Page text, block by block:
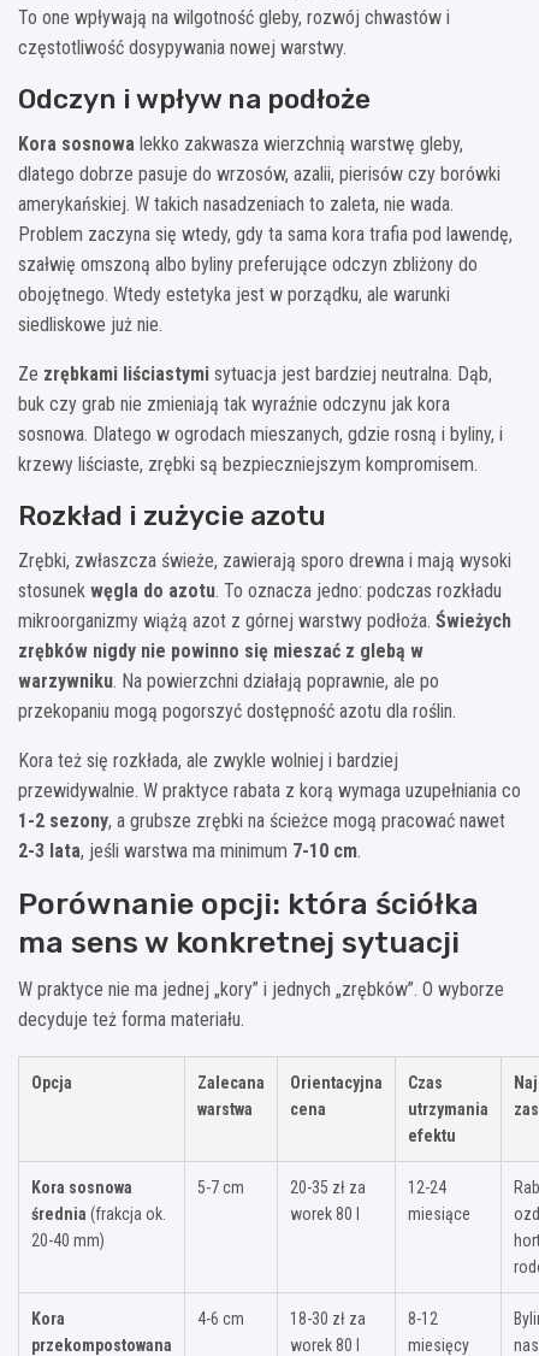
To one wpływają na wilgotność gleby, rozwój chwastów i
częstotliwość dosypywania nowej warstwy.
Odczyn i wpływ na podłoże
Kora sosnowa lekko zakwasza wierzchnią warstwę gleby,
dlatego dobrze pasuje do wrzosów, azalii, pierisów czy borówki
amerykańskiej. W takich nasadzeniach to zaleta, nie wada.
Problem zaczyna się wtedy, gdy ta sama kora trafia pod lawendę,
szałwię omszoną albo byliny preferujące odczyn zbliżony do
obojętnego. Wtedy estetyka jest w porządku, ale warunki
siedliskowe już nie.
Ze zrębkami liściastymi sytuacja jest bardziej neutralna. Dąb,
buk czy grab nie zmieniają tak wyraźnie odczynu jak kora
sosnowa. Dlatego w ogrodach mieszanych, gdzie rosną i byliny, i
krzewy liściaste, zrębki są bezpieczniejszym kompromisem.
Rozkład i zużycie azotu
Zrębki, zwłaszcza świeże, zawierają sporo drewna i mają wysoki
stosunek węgla do azotu. To oznacza jedno: podczas rozkładu
mikroorganizmy wiążą azot z górnej warstwy podłoża. Świeżych
zrębków nigdy nie powinno się mieszać z glebą w
warzywniku. Na powierzchni działają poprawnie, ale po
przekopaniu mogą pogorszyć dostępność azotu dla roślin.
Kora też się rozkłada, ale zwykle wolniej i bardziej
przewidywalnie. W praktyce rabata z korą wymaga uzupełniania co
1-2 sezony, a grubsze zrębki na ścieżce mogą pracować nawet
2-3 lata, jeśli warstwa ma minimum 7-10 cm.
Porównanie opcji: która ściółka
ma sens w konkretnej sytuacji
W praktyce nie ma jednej „kory” i jednych „zrębków”. O wyborze
decyduje też forma materiału.
Opcja
Zalecana
warstwa
Orientacyjna
cena
Czas
utrzymania
efektu
Kora sosnowa
średnia (frakcja ok.
20-40 mm)
5-7 cm
20-35 zł za
worek 80 l
12-24
miesiące
Kora
przekompostowana
4-6 cm
18-30 zł za
worek 80 l
8-12
miesięcy